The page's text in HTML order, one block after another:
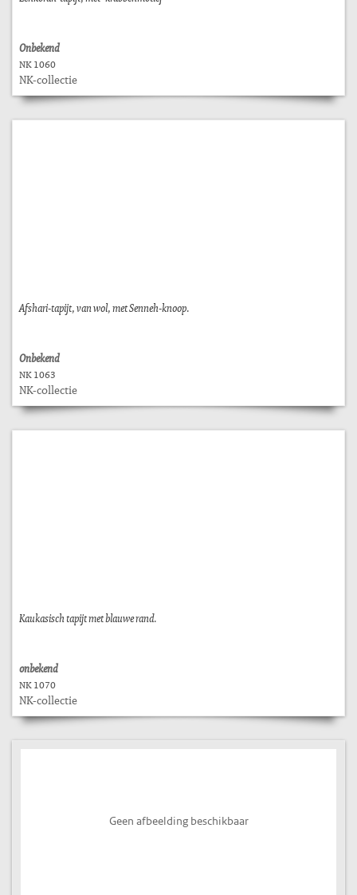
Onbekend
NK 1060
NK-collectie
Afshari-tapijt, van wol, met Senneh-knoop.
Onbekend
NK 1063
NK-collectie
Kaukasisch tapijt met blauwe rand.
onbekend
NK 1070
NK-collectie
Geen afbeelding beschikbaar